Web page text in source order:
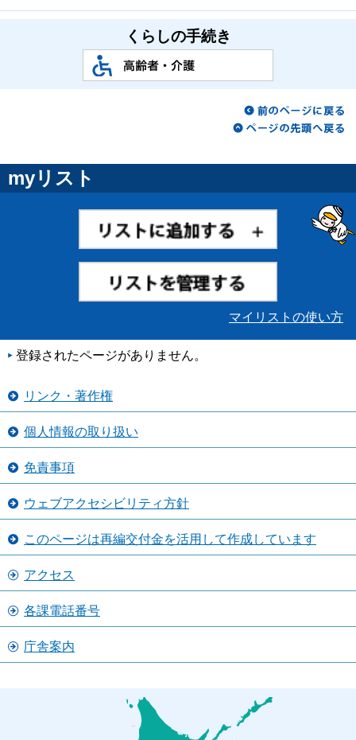
くらしの手続き
myリスト
マイリストの使い方
登録されたページがありません。
リンク・著作権
個人情報の取り扱い
免責事項
ウェブアクセシビリティ方針
このページは再編交付金を活用して作成しています
アクセス
各課電話番号
庁舎案内